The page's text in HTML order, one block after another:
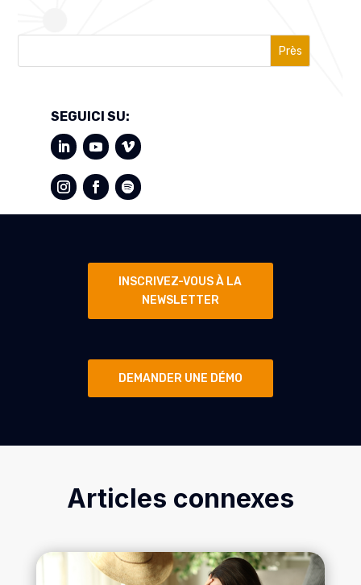
Près
SEGUICI SU:
INSCRIVEZ-VOUS À LA
NEWSLETTER
DEMANDER UNE DÉMO
Articles connexes